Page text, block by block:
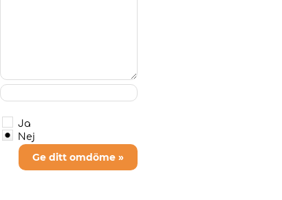
Ja
Nej
Ge ditt omdöme »